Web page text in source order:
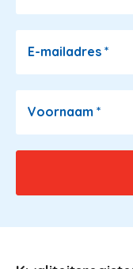
E-mailadres *
Voornaam *